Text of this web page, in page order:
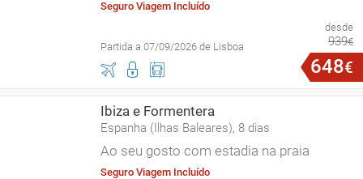
Seguro Viagem Incluído
Partida a 07/09/2026 de Lisboa
desde
939€
648€
Ibiza e Formentera
Espanha (Ilhas Baleares), 8 dias
Ao seu gosto com estadia na praia
Seguro Viagem Incluído